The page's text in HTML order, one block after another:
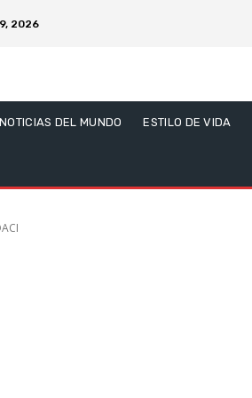
2026
NOTICIAS DEL MUNDO ESTILO DE VIDA